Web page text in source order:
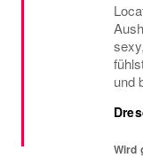
und
Wird